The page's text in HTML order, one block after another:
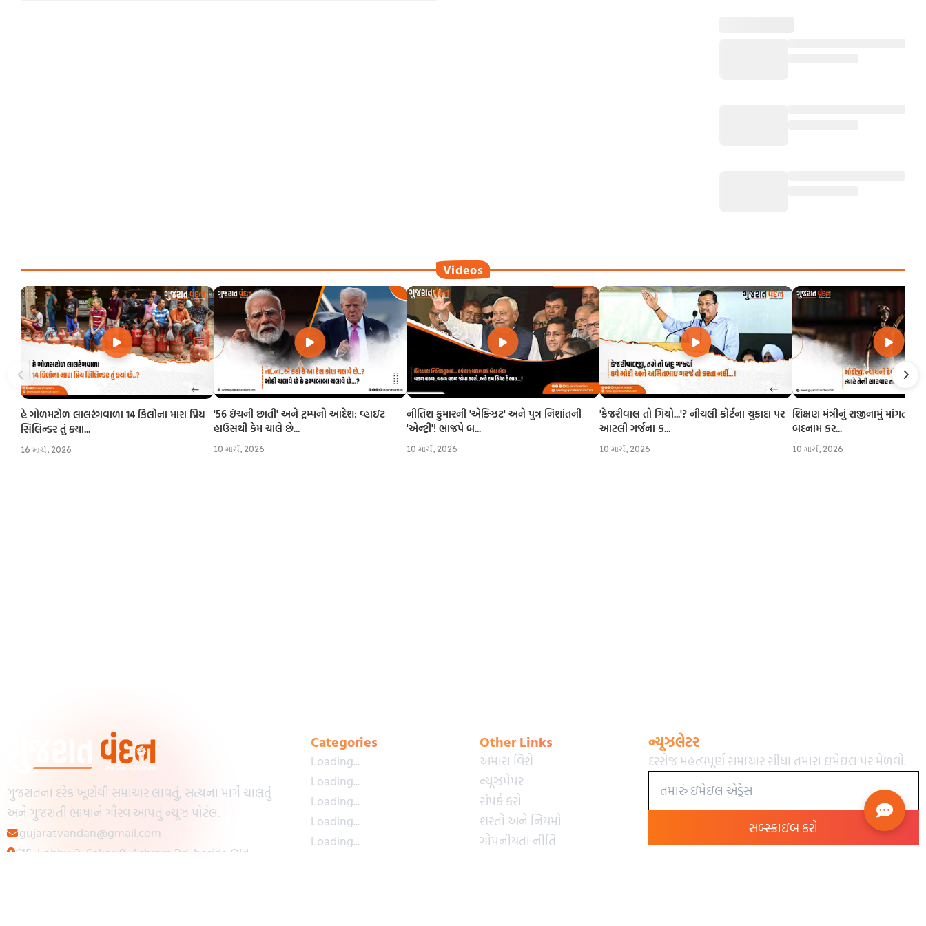
Videos
હે ગોળમટોળ લાલરંગવાળા 14 કિલોના મારા પ્રિય
સિલિન્ડર તું ક્યા...
16 માર્ચ, 2026
'56 ઇંચની છાતી' અને ટ્રમ્પનો આદેશ: વ્હાઇટ
હાઉસથી કેમ ચાલે છે...
10 માર્ચ, 2026
નીતિશ કુમારની 'એક્ઝિટ' અને પુત્ર નિશાંતની
'એન્ટ્રી'! ભાજપે બ...
10 માર્ચ, 2026
'કેજરીવાલ તો ગિયો...'? નીચલી કોર્ટના ચુકાદા પર
આટલી ગર્જના ક...
10 માર્ચ, 2026
શિક્ષણ મંત્રીનું રાજીનામું માંગતા
બદનામ કર...
10 માર્ચ, 2026
ગુજરાતના દરેક ખૂણેથી સમાચાર લાવતું, સત્યના માર્ગે ચાલતું
અને ગુજરાતી ભાષાને ગૌરવ આપતું ન્યૂઝ પોર્ટલ.
gujaratvandan@gmail.com
615, Lobby-2, Sakar-9, Ashram Rd, beside Old
Categories
Loading...
Loading...
Loading...
Loading...
Loading...
Other Links
અમારા વિશે
ન્યૂઝપેપર
સંપર્ક કરો
શરતો અને નિયમો
ગોપનીયતા નીતિ
ન્યૂઝલેટર
દરરોજ મહત્વપૂર્ણ સમાચાર સીધા તમારા ઇમેઇલ પર મેળવો.
સબ્સ્ક્રાઇબ કરો